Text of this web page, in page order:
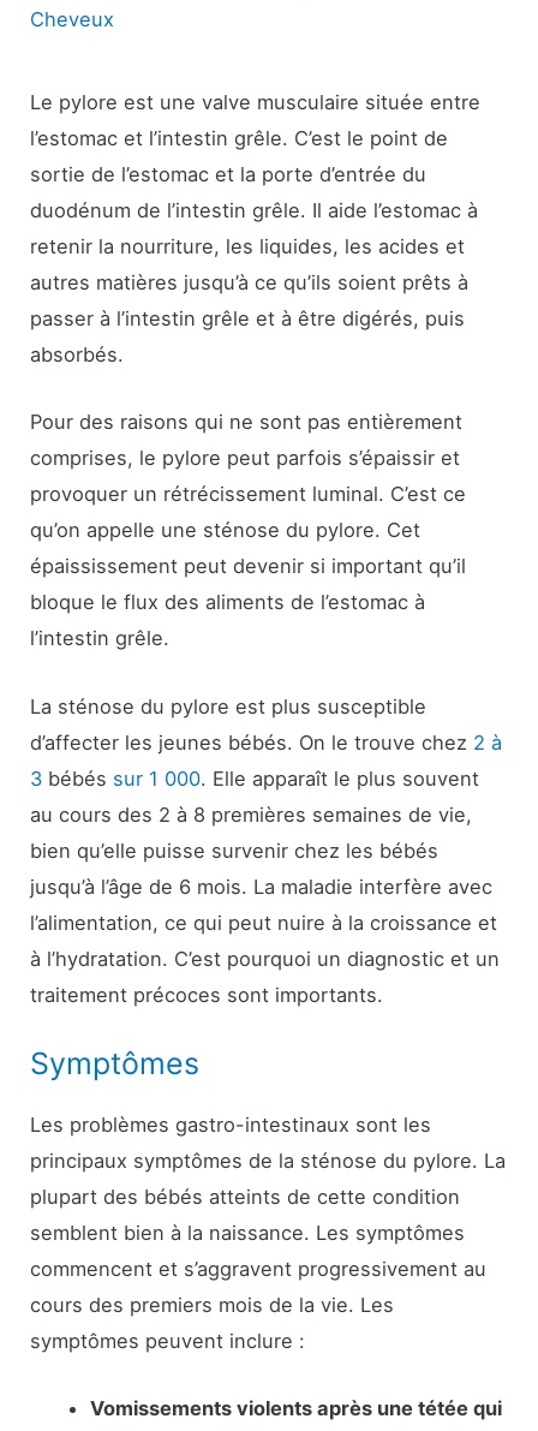
Cheveux
Le pylore est une valve musculaire située entre
l’estomac et l’intestin grêle. C’est le point de
sortie de l’estomac et la porte d’entrée du
duodénum de l’intestin grêle. Il aide l’estomac à
retenir la nourriture, les liquides, les acides et
autres matières jusqu’à ce qu’ils soient prêts à
passer à l’intestin grêle et à être digérés, puis
absorbés.
Pour des raisons qui ne sont pas entièrement
comprises, le pylore peut parfois s’épaissir et
provoquer un rétrécissement luminal. C’est ce
qu’on appelle une sténose du pylore. Cet
épaississement peut devenir si important qu’il
bloque le flux des aliments de l’estomac à
l’intestin grêle.
La sténose du pylore est plus susceptible
d’affecter les jeunes bébés. On le trouve chez 2 à
3 bébés sur 1 000. Elle apparaît le plus souvent
au cours des 2 à 8 premières semaines de vie,
bien qu’elle puisse survenir chez les bébés
jusqu’à l’âge de 6 mois. La maladie interfère avec
l’alimentation, ce qui peut nuire à la croissance et
à l’hydratation. C’est pourquoi un diagnostic et un
traitement précoces sont importants.
Symptômes
Les problèmes gastro-intestinaux sont les
principaux symptômes de la sténose du pylore. La
plupart des bébés atteints de cette condition
semblent bien à la naissance. Les symptômes
commencent et s’aggravent progressivement au
cours des premiers mois de la vie. Les
symptômes peuvent inclure :
Vomissements violents après une tétée qui